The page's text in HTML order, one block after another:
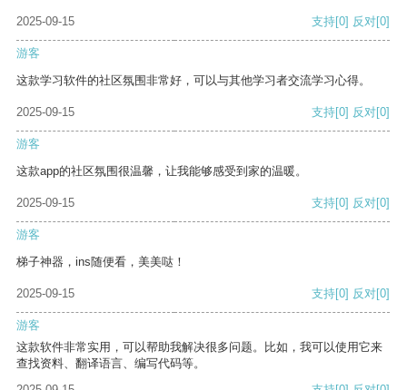
2025-09-15 支持[0] 反对[0]
游客
这款学习软件的社区氛围非常好，可以与其他学习者交流学习心得。
2025-09-15 支持[0] 反对[0]
游客
这款app的社区氛围很温馨，让我能够感受到家的温暖。
2025-09-15 支持[0] 反对[0]
游客
梯子神器，ins随便看，美美哒！
2025-09-15 支持[0] 反对[0]
游客
这款软件非常实用，可以帮助我解决很多问题。比如，我可以使用它来
查找资料、翻译语言、编写代码等。